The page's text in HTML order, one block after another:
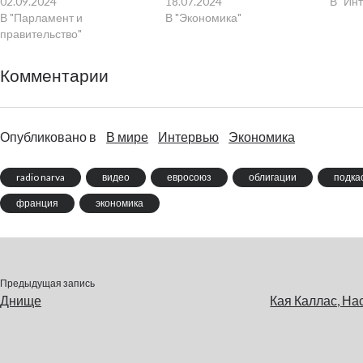
В "Парламент и
правительство"
В "Экономика"
Комментарии
Опубликовано в В мире Интервью Экономика
radio narva видео евросоюз облигации
франция экономика
Предыдущая запись
Днище Кая Каллас,